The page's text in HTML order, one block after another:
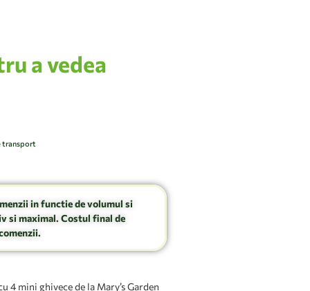
a vedea
transport
in functie de volumul si
si maximal. Costul final de
4 mini ghivece de la Mary’s Garden